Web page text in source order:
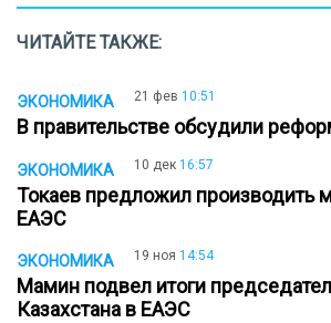
ЧИТАЙТЕ ТАКЖЕ:
ЭКОНОМИКА 21 фев 10:51
В правительстве обсудили
ЭКОНОМИКА 10 дек 16:57
Токаев предложил производить
ЕАЭС
ЭКОНОМИКА 19 ноя 14:54
Мамин подвел итоги
Казахстана в ЕАЭС